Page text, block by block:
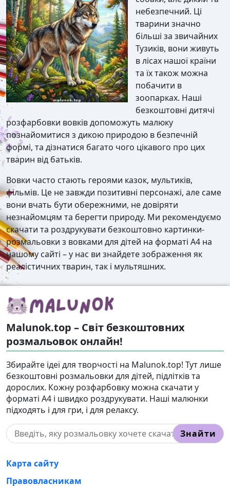
небезпечний. Ці
тварини значно
більші за звичайних
Тузиків, вони живуть
в лісах нашої країни
та їх також можна
побачити в
зоопарках. Наші
безкоштовні дитячі
розфарбовки вовків допоможуть малюку
познайомитися з дикою природою в безпечній
формі, та дізнатися багато чого цікавого про цих
тварин від батьків.
Вовки часто стають героями казок, мультиків,
фільмів. Це не завжди позитивні персонажі, але саме
вони вчать бути обережними, не довіряти
незнайомцям та берегти природу. Ми рекомендуємо
скачати та роздрукувати безкоштовно картинки-
розмальовки з вовками для дітей на форматі А4 на
нашому сайті – у нас ви знайдете зображення як
реалістичних тварин, так і мультяшних.
Malunok.top – Світ безкоштовних
розмальовок онлайн!
Збирайте ідеї для творчості на Malunok.top! Тут лише
безкоштовні розмальовки для дітей, підлітків та
дорослих. Кожну розфарбовку можна скачати у
форматі А4 і швидко роздрукувати. Наші малюнки
підходять і для гри, і для релаксу.
Знайти
Карта сайту
Правовласникам